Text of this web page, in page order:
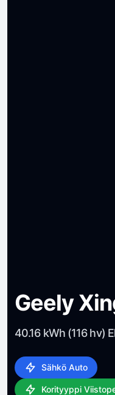
Geely
40.16 kWh (116 hv)
Sähkö Auto
Korityyppi